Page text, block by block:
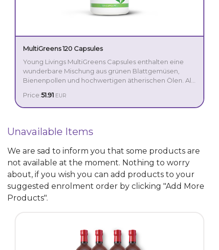
MultiGreens 120 Capsules
Young Livings MultiGreens Capsules enthalten eine
wunderbare Mischung aus grünen Blattgemüsen,
Bienenpollen und hochwertigen ätherischen Ölen. Als
normalen Homozystein- und Lipidstoffwechsel sowie
zur Aufrechterhaltung einer normalen Leberfunktion
Price:51.91 EUR
Unavailable Items
We are sad to inform you that some products are
not available at the moment. Nothing to worry
about, if you wish you can add products to your
suggested enrolment order by clicking "Add More
Products".